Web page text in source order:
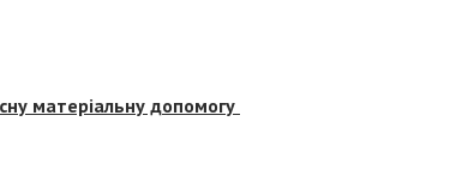
матеріальну допомогу